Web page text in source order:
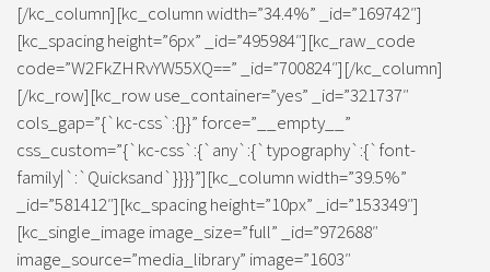
[/kc_column][kc_column width=”34.4%” _id=”169742″]
[kc_spacing height=”6px” _id=”495984″][kc_raw_code
code=”W2FkZHRvYW55XQ==” _id=”700824″][/kc_column]
[/kc_row][kc_row use_container=”yes” _id=”321737″
cols_gap=”{`kc-css`:{}}” force=”__empty__”
css_custom=”{`kc-css`:{`any`:{`typography`:{`font-
family|`:`Quicksand`}}}}”][kc_column width=”39.5%”
_id=”581412″][kc_spacing height=”10px” _id=”153349″]
[kc_single_image image_size=”full” _id=”972688″
image_source=”media_library” image=”1603″